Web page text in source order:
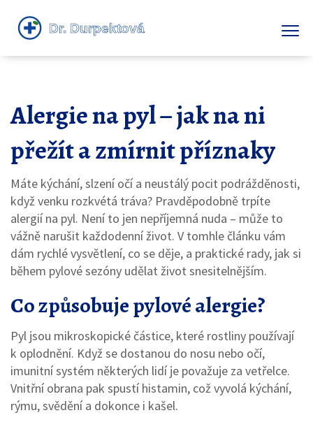
Alergie na pyl – jak na ni
přežít a zmírnit příznaky
Máte kýchání, slzení očí a neustálý pocit podrážděnosti,
když venku rozkvétá tráva? Pravděpodobně trpíte
alergií na pyl. Není to jen nepříjemná nuda – může to
vážně narušit každodenní život. V tomhle článku vám
dám rychlé vysvětlení, co se děje, a praktické rady, jak si
během pylové sezóny udělat život snesitelnějším.
Co způsobuje pylové alergie?
Pyl jsou mikroskopické částice, které rostliny používají
k oplodnění. Když se dostanou do nosu nebo očí,
imunitní systém některých lidí je považuje za vetřelce.
Vnitřní obrana pak spustí histamin, což vyvolá kýchání,
rýmu, svědění a dokonce i kašel.